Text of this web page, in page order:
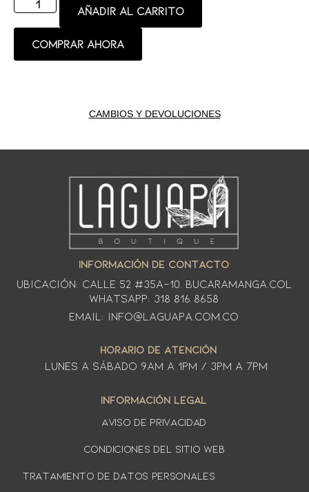
Añadir al carrito
Comprar ahora
CAMBIOS Y DEVOLUCIONES
INFORMACIÓN DE CONTACTO
Ubicación: CALLE 52 #35A-10. Bucaramanga.Col
WhatsApp: 318 816 8658
Email: info@laguapa.com.co
HORARIO DE ATENCIÓN
LUNES A SÁbado 9am a 1pm / 3pm a 7pm
INFORMACIÓN LEGAL
AVISO DE PRIVACIDAD
Condiciones del sitio web
TRATAMIENTO DE DATOS PERSONALES